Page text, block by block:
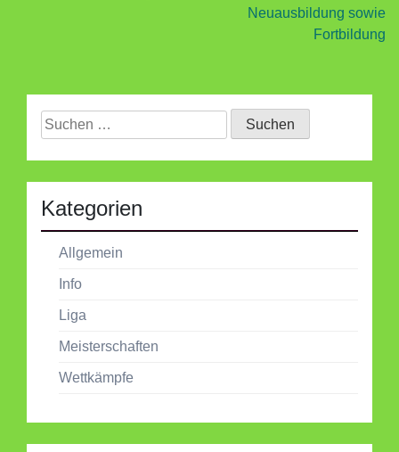
Neuausbildung sowie
Fortbildung
Suchen
nach:
Kategorien
Allgemein
Info
Liga
Meisterschaften
Wettkämpfe